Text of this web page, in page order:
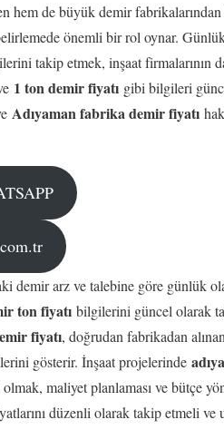
hem de büyük demir
önemli bir rol oynar.
takip etmek, inşaat firmalarının
1 ton demir fiyatı gibi bilgileri
Adıyaman fabrika demir fiyatı
demir arz ve talebine göre günlük
ton fiyatı bilgilerini güncel olarak
fiyatı, doğrudan fabrikadan
gösterir. İnşaat projelerinde
maliyet planlaması ve bütçe
düzenli olarak takip etmeli ve